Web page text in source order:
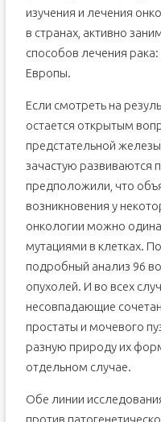
изучения и лечения
в странах, активно
способов лечения
Европы.
Если смотреть на
остается открытым
предстательной
зачастую развиваются
предположили, что
возникновения у
онкологии можно
мутациями в клетках.
подробный анализ 96
опухолей. И во всех
несовпадающие
простаты и мочевого
разную природу их
отдельном случае.
Обе линии
против